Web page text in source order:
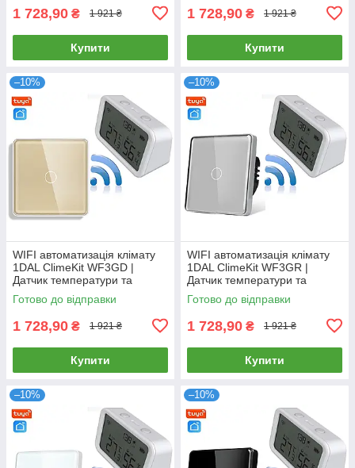
1 728,90 ₴ 1 921 ₴
Купити
1 728,90 ₴ 1 921 ₴
Купити
–10%
WIFI автоматизація клімату
1DAL ClimeKit WF3GD |
Датчик температури та
вологості + Сенсорний
вимикач Золото
Готово до відправки
1 728,90 ₴ 1 921 ₴
Купити
–10%
WIFI автоматизація клімату
1DAL ClimeKit WF3GR |
Датчик температури та
вологості + Сенсорний
вимикач Сірий
Готово до відправки
1 728,90 ₴ 1 921 ₴
Купити
–10% –10%